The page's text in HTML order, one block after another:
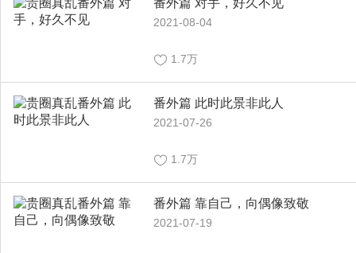
番外篇 对手，好久不见
2021-08-04
1.7万
番外篇 此时此景非此人
2021-07-26
1.7万
番外篇 靠自己，向偶像致敬
2021-07-19